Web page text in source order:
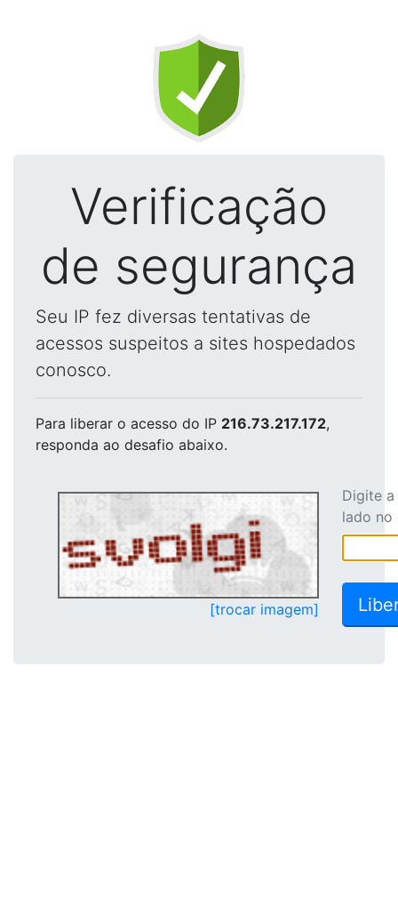
Verificação
de segurança
Seu IP fez diversas tentativas de
acessos suspeitos a sites hospedados
conosco.
Para liberar o acesso do IP 216.73.217.172,
responda ao desafio abaixo.
[trocar imagem]
Digite
lado no